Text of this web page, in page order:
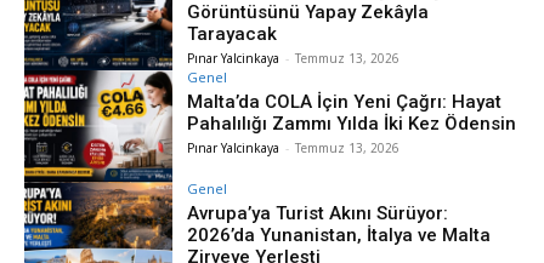
Görüntüsünü Yapay Zekâyla
Tarayacak
Pınar Yalcinkaya - Temmuz 13, 2026
Genel
Malta’da COLA İçin Yeni Çağrı: Hayat
Pahalılığı Zammı Yılda İki Kez Ödensin
Pınar Yalcinkaya - Temmuz 13, 2026
Genel
Avrupa’ya Turist Akını Sürüyor:
2026’da Yunanistan, İtalya ve Malta
Zirveye Yerleşti